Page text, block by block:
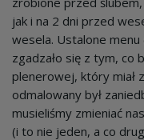
jak i na 2 dni przed
wesela. Ustalone menu
zgadzało się z tym, co
plenerowej, który miał
odmalowany był
musieliśmy zmieniać
(i to nie jeden, a co